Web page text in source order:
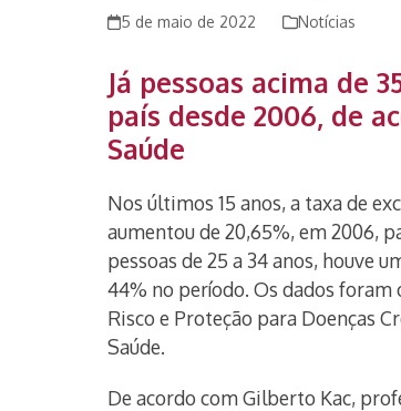
5 de maio de 2022 Notícias
Já pessoas acima de
país desde 2006, de
Saúde
Nos últimos 15 anos, a taxa de
aumentou de 20,65%, em 2006,
pessoas de 25 a 34 anos, houve
44% no período. Os dados
Risco e Proteção para Doenças
Saúde.
De acordo com Gilberto Kac,